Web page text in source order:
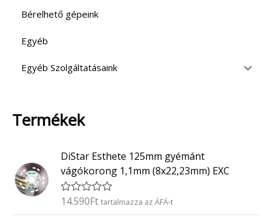
Bérelhető gépeink
Egyéb
Egyéb Szolgáltatásaink
Termékek
DiStar Esthete 125mm gyémánt
vágókorong 1,1mm (8x22,23mm) EXC
É14.590Ft tartalmazza az ÁFÁ-t